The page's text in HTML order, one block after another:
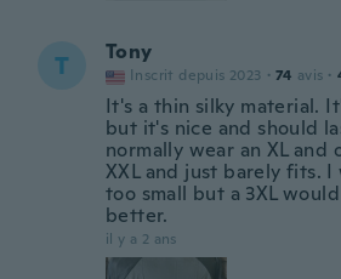
T Tony
Inscrit depuis 2023 · 74 avis ·
It's a thin silky material.
but it's nice and should
normally wear an XL and
XXL and just barely fits.
too small but a 3XL
better.
il y a 2 ans